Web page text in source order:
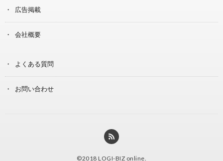
広告掲載
会社概要
よくある質問
お問い合わせ
©2018 LOGI-BIZ online.